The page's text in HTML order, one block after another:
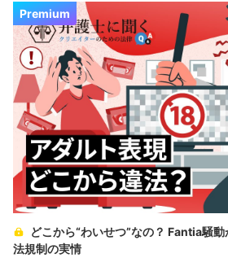
Premium
どこから“わいせつ”なの？ Fantia騒
法規制の実情